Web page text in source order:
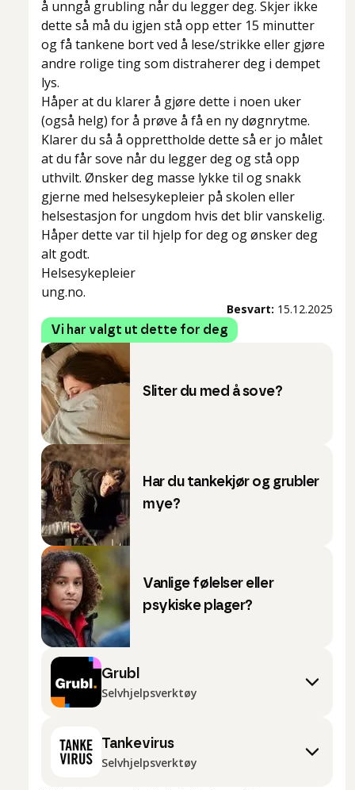
å unngå grubling når du legger deg. Skjer ikke
dette så må du igjen stå opp etter 15 minutter
og få tankene bort ved å lese/strikke eller gjøre
andre rolige ting som distraherer deg i dempet
lys.
Håper at du klarer å gjøre dette i noen uker
(også helg) for å prøve å få en ny døgnrytme.
Klarer du så å opprettholde dette så er jo målet
at du får sove når du legger deg og stå opp
uthvilt. Ønsker deg masse lykke til og snakk
gjerne med helsesykepleier på skolen eller
helsestasjon for ungdom hvis det blir vanskelig.
Håper dette var til hjelp for deg og ønsker deg
alt godt.
Helsesykepleier
ung.no.
Besvart: 15.12.2025
Vi har valgt ut dette for deg
Sliter du med å sove?
Har du tankekjør og grubler
mye?
Vanlige følelser eller
psykiske plager?
Grubl
Selvhjelpsverktøy
Tankevirus
Selvhjelpsverktøy